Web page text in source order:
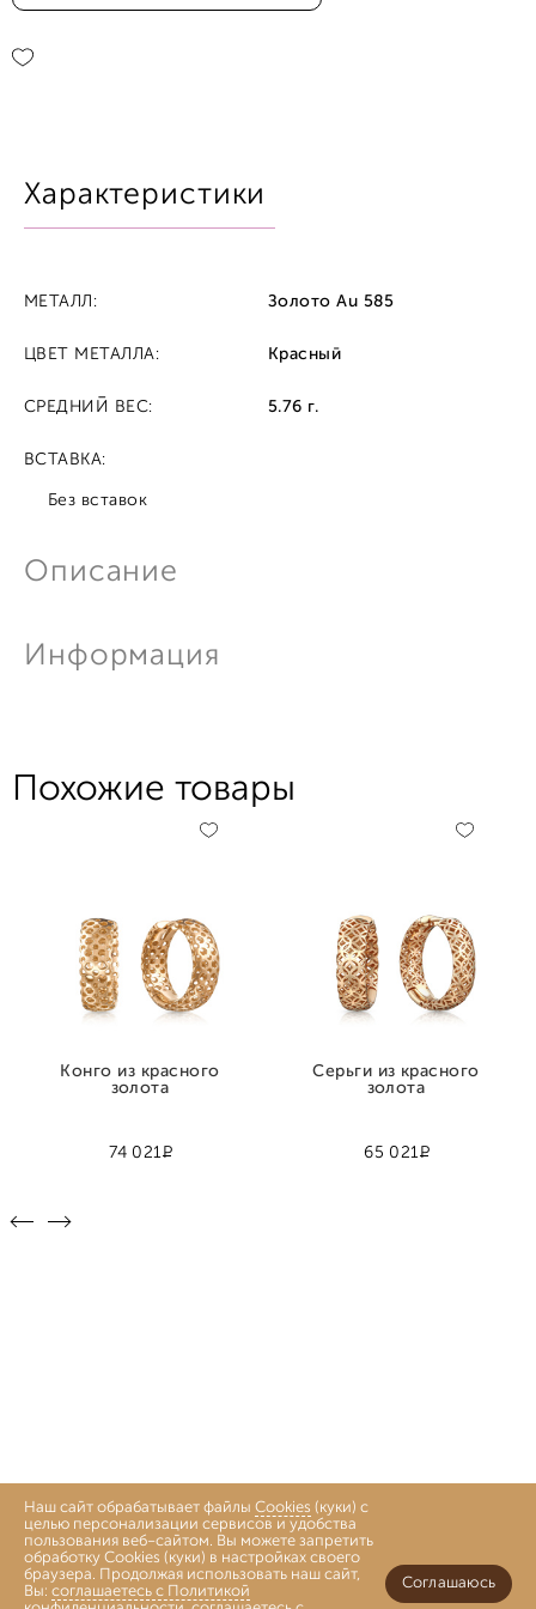
Характеристики
Описание
Информация
МЕТАЛЛ: Золото Au 585
ЦВЕТ МЕТАЛЛА: Красный
СРЕДНИЙ ВЕС: 5.76 г.
ВСТАВКА:
Без вставок
Похожие товары
74 021Р
Конго из красного
золота
65 021Р
Серьги из красного
золота
Наш сайт обрабатывает файлы Cookies (куки) с
целью персонализации сервисов и удобства
пользования веб-сайтом. Вы можете запретить
обработку Cookies (куки) в настройках своего
браузера. Продолжая использовать наш сайт,
Вы: соглашаетесь с Политикой
Соглашаюсь